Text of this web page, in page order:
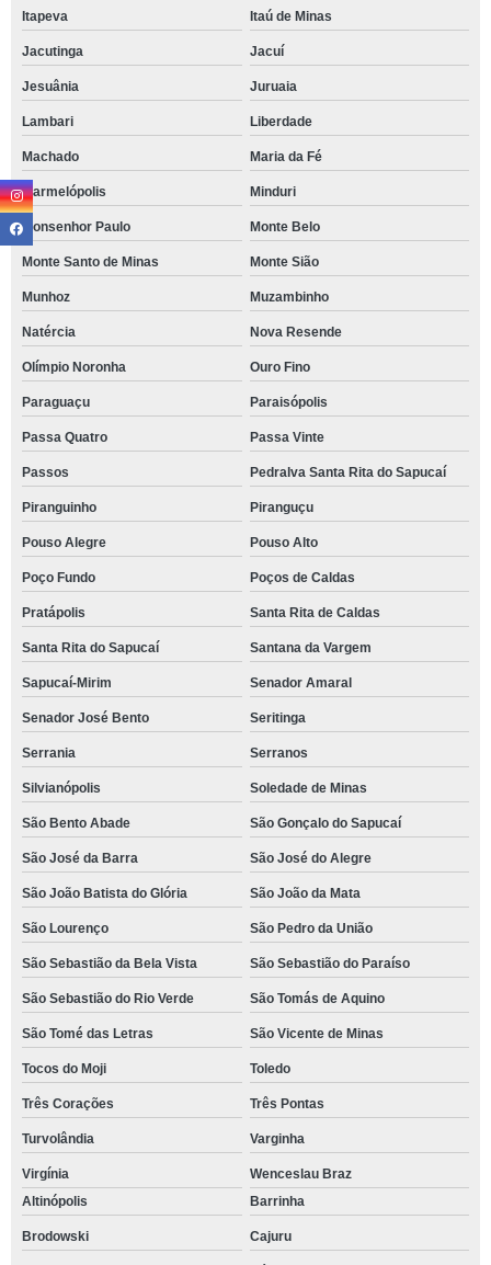
Itapeva Itaú de Minas
Jacutinga Jacuí
Jesuânia Juruaia
Lambari Liberdade
Machado Maria da Fé
Marmelópolis Minduri
Monsenhor Paulo Monte Belo
Monte Santo de Minas Monte Sião
Munhoz Muzambinho
Natércia Nova Resende
Olímpio Noronha Ouro Fino
Paraguaçu Paraisópolis
Passa Quatro Passa Vinte
Passos Pedralva Santa Rita do Sapucaí
Piranguinho Piranguçu
Pouso Alegre Pouso Alto
Poço Fundo Poços de Caldas
Pratápolis Santa Rita de Caldas
Santa Rita do Sapucaí Santana da Vargem
Sapucaí-Mirim Senador Amaral
Senador José Bento Seritinga
Serrania Serranos
Silvianópolis Soledade de Minas
São Bento Abade São Gonçalo do Sapucaí
São José da Barra São José do Alegre
São João Batista do Glória São João da Mata
São Lourenço São Pedro da União
São Sebastião da Bela Vista São Sebastião do Paraíso
São Sebastião do Rio Verde São Tomás de Aquino
São Tomé das Letras São Vicente de Minas
Tocos do Moji Toledo
Três Corações Três Pontas
Turvolândia Varginha
Virgínia
Wenceslau Braz
Altinópolis
Barrinha
Brodowski Cajuru